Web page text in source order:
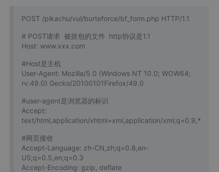
POST /pikachu/vul/burteforce/bf_form.php HTTP/1.1
# POST请求 被抓包的文件 http协议是1.1
Host: www.xxx.com
#Host是主机
User-Agent: Mozilla/5.0 (Windows NT 10.0; WOW64;
rv:49.0) Gecko/20100101Firefox/49.0
#user-agent是浏览器的标识
Accept:
text/html,application/xhtml+xml,application/xml;q=0.9,*/
#网页接收
Accept-Language: zh-CN,zh;q=0.8,en-
US;q=0.5,en;q=0.3
Accept-Encoding: gzip, deflate